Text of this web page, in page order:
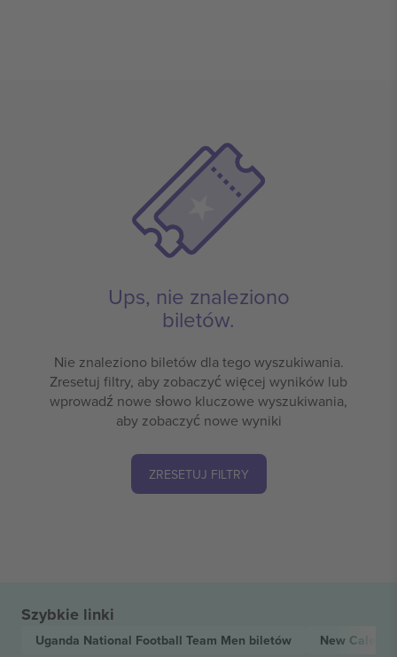
Ups, nie znaleziono
biletów.
Nie znaleziono biletów dla tego wyszukiwania.
Zresetuj filtry, aby zobaczyć więcej wyników lub
wprowadź nowe słowo kluczowe wyszukiwania,
aby zobaczyć nowe wyniki
ZRESETUJ FILTRY
Szybkie linki
Uganda National Football Team Men biletów New